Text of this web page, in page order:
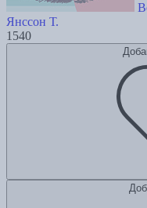
Янссон Т.
1540